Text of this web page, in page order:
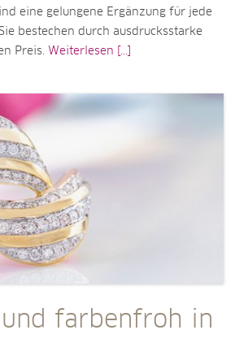
eine gelungene Ergänzung für jede
bestechen durch ausdrucksstarke
Preis. Weiterlesen [...]
farbenfroh in